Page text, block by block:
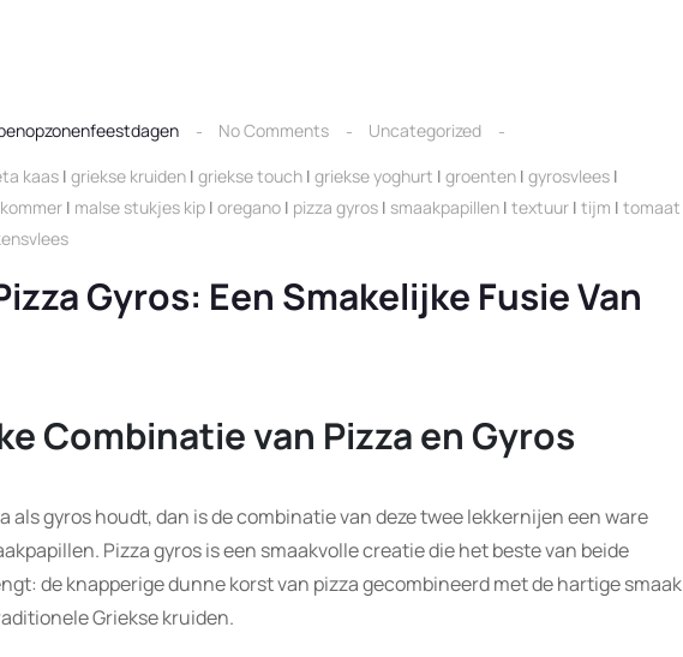
No Comments
Uncategorized
kaas | griekse kruiden | griekse touch | griekse yoghurt | groenten | gyrosvlees |
| malse stukjes kip | oregano | pizza gyros | smaakpapillen | textuur | tijm | tomaat
Gyros: Een Smakelijke Fusie Van
Combinatie van Pizza en Gyros
als gyros houdt, dan is de combinatie van deze twee lekkernijen een ware
Pizza gyros is een smaakvolle creatie die het beste van beide
de knapperige dunne korst van pizza gecombineerd met de hartige smaak
Griekse kruiden.